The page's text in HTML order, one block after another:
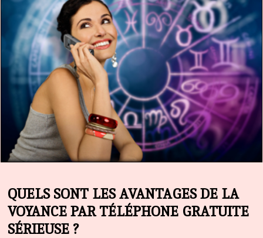
QUELS SONT LES AVANTAGES DE LA
VOYANCE PAR TÉLÉPHONE GRATUITE
SÉRIEUSE ?